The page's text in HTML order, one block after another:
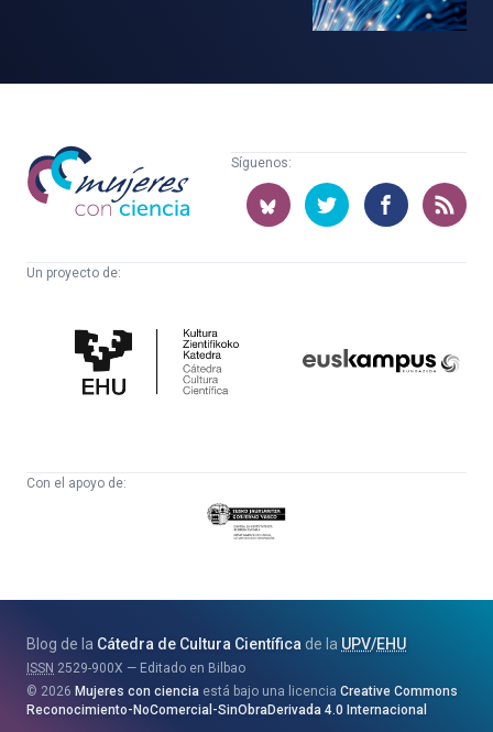
Mujeres
con
ciencia
Síguenos:
Un proyecto de:
Cultura
Científica
Con el apoyo de:
Eusko
Jaurlaritza
eta
Berrikuntza
Saila
Blog de la Cátedra de Cultura Científica de la UPV/EHU
ISSN 2529-900X
Editado en Bilbao
2026 Mujeres con ciencia está bajo una licencia Creative Commons
Reconocimiento-NoComercial-SinObraDerivada 4.0 Internacional